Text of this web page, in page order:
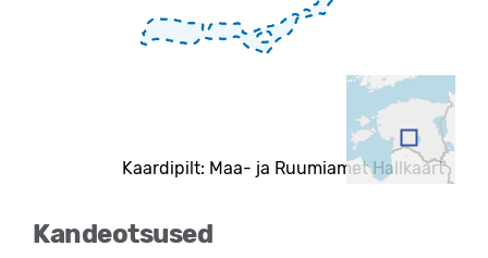
Kaardipilt: Maa- ja Ruumiamet Hallkaart
Kandeotsused